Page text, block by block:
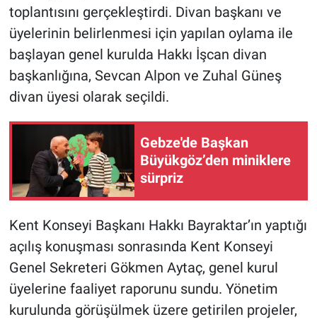
toplantısını gerçekleştirdi. Divan başkanı ve
üyelerinin belirlenmesi için yapılan oylama ile
başlayan genel kurulda Hakkı İşcan divan
başkanlığına, Sevcan Alpon ve Zuhal Güneş
divan üyesi olarak seçildi.
Gebze'de Başkan
Büyükgöz’den miniklere
sürpriz
Kent Konseyi Başkanı Hakkı Bayraktar’ın yaptığı
açılış konuşması sonrasında Kent Konseyi
Genel Sekreteri Gökmen Aytaç, genel kurul
üyelerine faaliyet raporunu sundu. Yönetim
kurulunda görüşülmek üzere getirilen projeler,